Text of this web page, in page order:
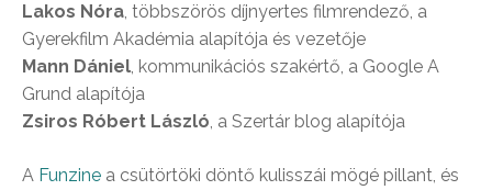
Lakos Nóra, többszörös díjnyertes filmrendező, a
Gyerekfilm Akadémia alapítója és vezetője
Mann Dániel, kommunikációs szakértő, a Google A
Grund alapítója
Zsiros Róbert László, a Szertár blog alapítója
A Funzine a csütörtöki döntő kulisszái mögé pillant, és